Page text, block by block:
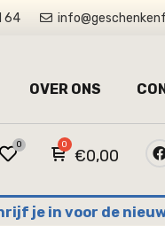
64
OVER ONS
0
€0,00
je in voor de